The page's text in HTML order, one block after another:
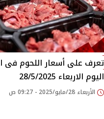
اليوم الاربعاء 28/5/2025
الأربعاء 28/مايو/2025 - 09:27 ص